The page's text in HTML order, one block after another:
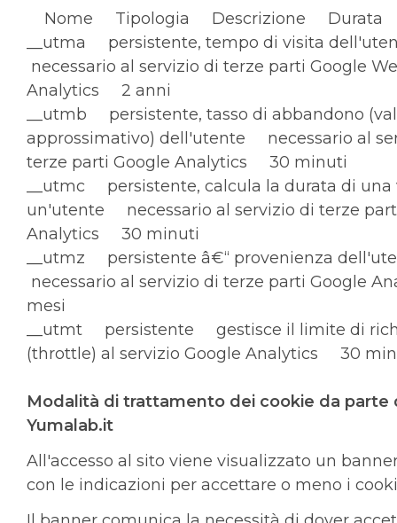
Nome Tipologia Descrizione Durata
__utma persistente, tempo di visita
necessario al servizio di terze parti Google
Analytics 2 anni
__utmb persistente, tasso di abbandono
approssimativo) dell'utente necessario al
terze parti Google Analytics 30 minuti
__utmc persistente, calcula la durata di una
un'utente necessario al servizio di terze
Analytics 30 minuti
__utmz persistente â€“ provenienza
necessario al servizio di terze parti Google
mesi
__utmt persistente gestisce il limite di
(throttle) al servizio Google Analytics 30
Modalità di trattamento dei cookie da parte
Yumalab.it
All'accesso al sito viene visualizzato un
con le indicazioni per accettare o meno i